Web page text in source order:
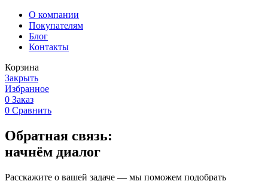
О компании
Покупателям
Блог
Контакты
Корзина
Закрыть
Избранное
0 Заказ
0 Сравнить
Обратная связь:
начнём диалог
Расскажите о вашей задаче — мы поможем подобрать